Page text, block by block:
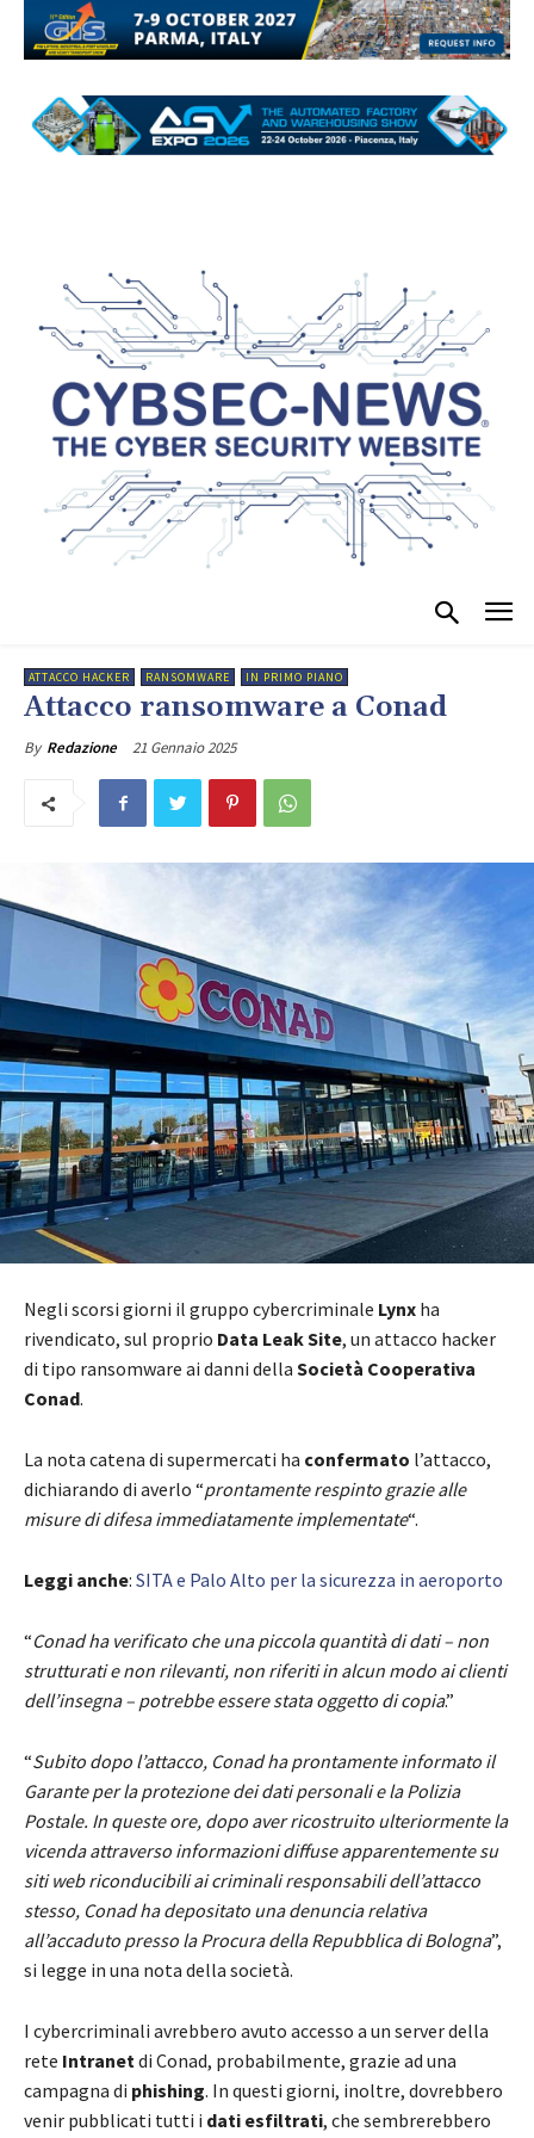
ATTACCO HACKER RANSOMWARE IN PRIMO PIANO
Attacco ransomware a Conad
By Redazione 21 Gennaio 2025
Negli scorsi giorni il gruppo cybercriminale Lynx ha
rivendicato, sul proprio Data Leak Site, un attacco hacker
di tipo ransomware ai danni della Società Cooperativa
Conad.
La nota catena di supermercati ha confermato l’attacco,
dichiarando di averlo “prontamente respinto grazie alle
misure di difesa immediatamente implementate“.
Leggi anche: SITA e Palo Alto per la sicurezza in aeroporto
“Conad ha verificato che una piccola quantità di dati – non
strutturati e non rilevanti, non riferiti in alcun modo ai clienti
dell’insegna – potrebbe essere stata oggetto di copia.”
“Subito dopo l’attacco, Conad ha prontamente informato il
Garante per la protezione dei dati personali e la Polizia
Postale. In queste ore, dopo aver ricostruito ulteriormente la
vicenda attraverso informazioni diffuse apparentemente su
siti web riconducibili ai criminali responsabili dell’attacco
stesso, Conad ha depositato una denuncia relativa
all’accaduto presso la Procura della Repubblica di Bologna”,
si legge in una nota della società.
I cybercriminali avrebbero avuto accesso a un server della
rete Intranetdi Conad, probabilmente, grazie ad una
campagna di phishing. In questi giorni, inoltre, dovrebbero
venir pubblicati tutti i dati esfiltrati, che sembrerebbero